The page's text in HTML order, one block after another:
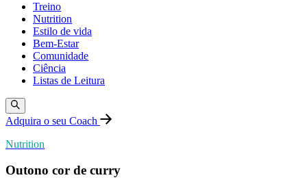
Treino
Nutrition
Estilo de vida
Bem-Estar
Comunidade
Ciência
Listas de Leitura
Adquira o seu Coach
Nutrition
Outono cor de curry